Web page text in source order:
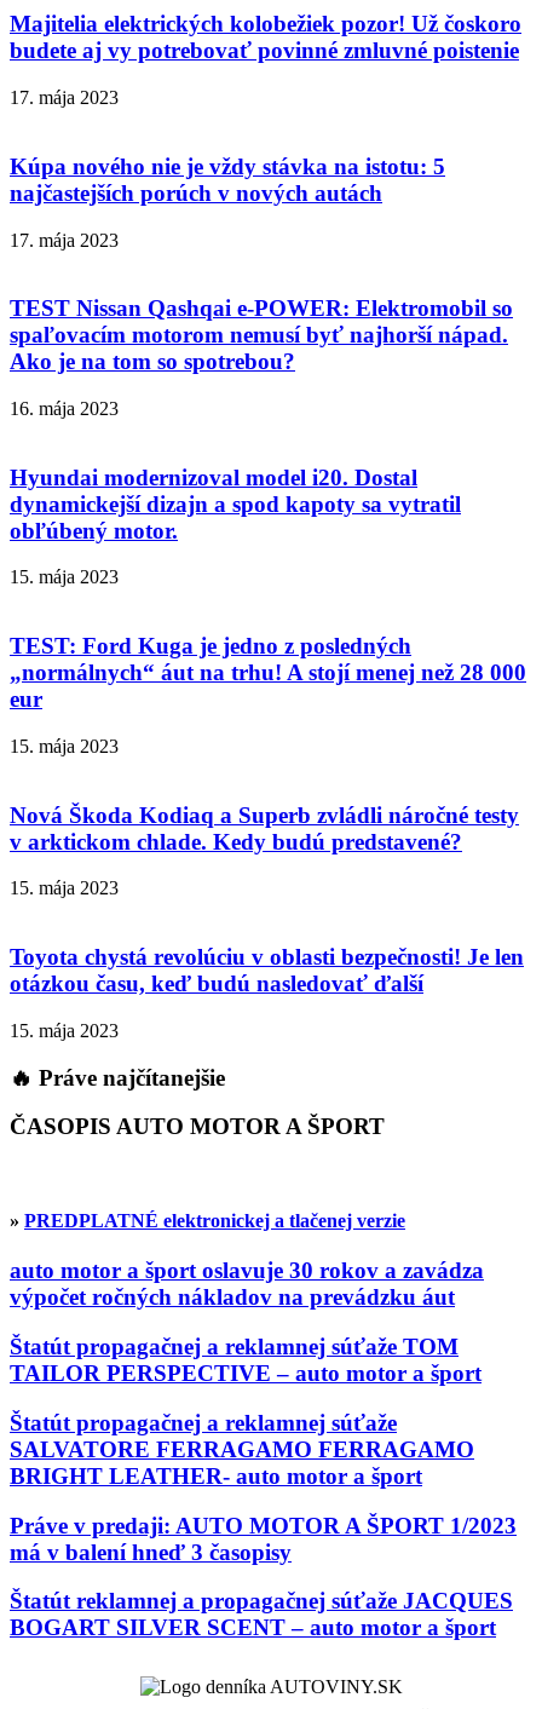
Majitelia elektrických kolobežiek pozor! Už čoskoro
budete aj vy potrebovať povinné zmluvné poistenie
17. mája 2023
Kúpa nového nie je vždy stávka na istotu: 5
najčastejších porúch v nových autách
17. mája 2023
TEST Nissan Qashqai e-POWER: Elektromobil so
spaľovacím motorom nemusí byť najhorší nápad.
Ako je na tom so spotrebou?
16. mája 2023
Hyundai modernizoval model i20. Dostal
dynamickejší dizajn a spod kapoty sa vytratil
obľúbený motor.
15. mája 2023
TEST: Ford Kuga je jedno z posledných
„normálnych“ áut na trhu! A stojí menej než 28 000
eur
15. mája 2023
Nová Škoda Kodiaq a Superb zvládli náročné testy
v arktickom chlade. Kedy budú predstavené?
15. mája 2023
Toyota chystá revolúciu v oblasti bezpečnosti! Je len
otázkou času, keď budú nasledovať ďalší
15. mája 2023
🔥 Práve najčítanejšie
ČASOPIS AUTO MOTOR A ŠPORT
» PREDPLATNÉ elektronickej a tlačenej verzie
auto motor a šport oslavuje 30 rokov a zavádza
výpočet ročných nákladov na prevádzku áut
Štatút propagačnej a reklamnej súťaže TOM
TAILOR PERSPECTIVE – auto motor a šport
Štatút propagačnej a reklamnej súťaže
SALVATORE FERRAGAMO FERRAGAMO
BRIGHT LEATHER- auto motor a šport
Práve v predaji: AUTO MOTOR A ŠPORT 1/2023
má v balení hneď 3 časopisy
Štatút reklamnej a propagačnej súťaže JACQUES
BOGART SILVER SCENT – auto motor a šport